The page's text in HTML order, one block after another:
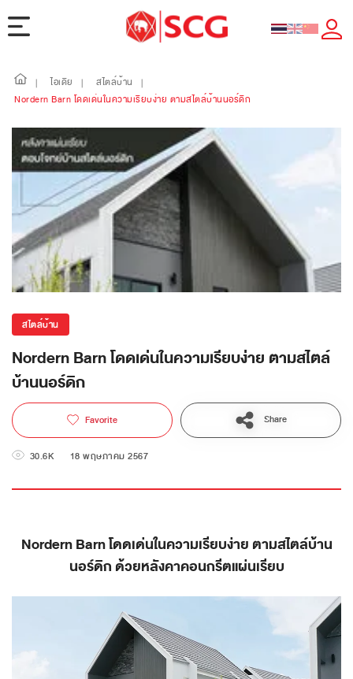
| ไอเดีย | สไตล์บ้าน
|
Nordern Barn โดดเด่นในความเรียบง่าย ตามสไตล์บ้านนอร์ดิก
สไตล์บ้าน
Nordern Barn โดดเด่นในความเรียบง่าย ตามสไตล์
บ้านนอร์ดิก
Favorite Share
30.6K 18 พฤษภาคม 2567
Nordern Barn โดดเด่นในความเรียบง่าย ตามสไตล์บ้าน
นอร์ดิก ด้วยหลังคาคอนกรีตแผ่นเรียบ